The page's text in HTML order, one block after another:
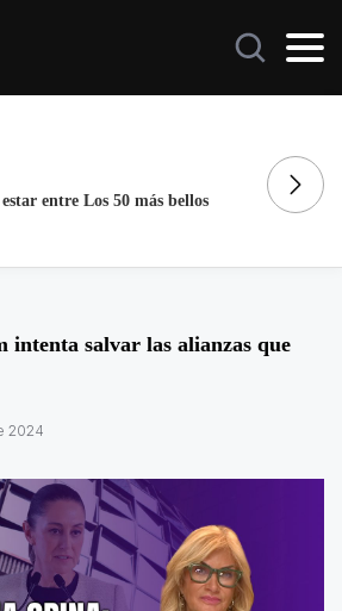
entre Los 50 más bellos
intenta salvar las alianzas que
2024